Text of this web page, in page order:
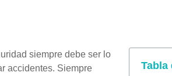
siempre debe ser lo
accidentes. Siempre
Tabla